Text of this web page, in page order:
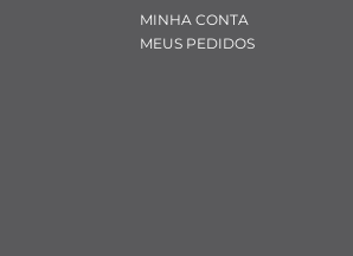
MINHA CONTA
MEUS PEDIDOS